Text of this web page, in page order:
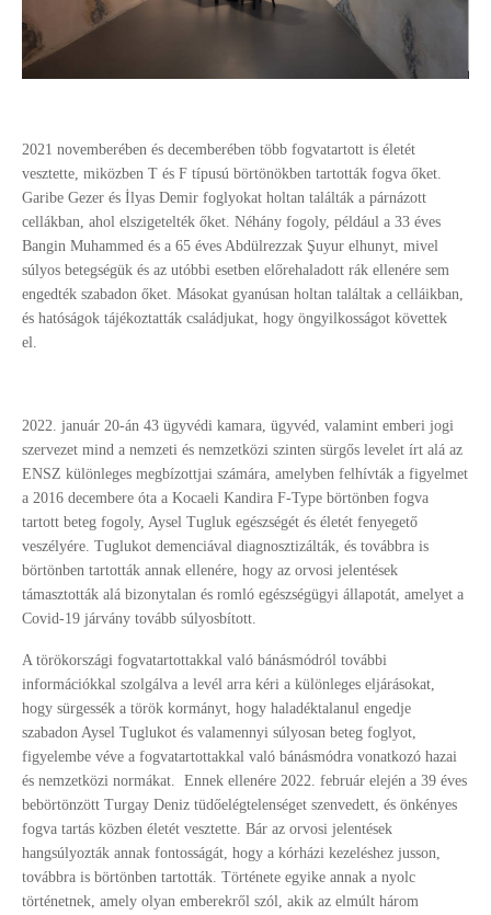
2021 novemberében és decemberében több fogvatartott is életét
vesztette, miközben T és F típusú börtönökben tartották fogva őket.
Garibe Gezer és İlyas Demir foglyokat holtan találták a párnázott
cellákban, ahol elszigetelték őket. Néhány fogoly, például a 33 éves
Bangin Muhammed és a 65 éves Abdülrezzak Şuyur elhunyt, mivel
súlyos betegségük és az utóbbi esetben előrehaladott rák ellenére sem
engedték szabadon őket. Másokat gyanúsan holtan találtak a celláikban,
és hatóságok tájékoztatták családjukat, hogy öngyilkosságot követtek
el.
2022. január 20-án 43 ügyvédi kamara, ügyvéd, valamint emberi jogi
szervezet mind a nemzeti és nemzetközi szinten sürgős levelet írt alá az
ENSZ különleges megbízottjai számára, amelyben felhívták a figyelmet
a 2016 decembere óta a Kocaeli Kandira F-Type börtönben fogva
tartott beteg fogoly, Aysel Tugluk egészségét és életét fenyegető
veszélyére. Tuglukot demenciával diagnosztizálták, és továbbra is
börtönben tartották annak ellenére, hogy az orvosi jelentések
támasztották alá bizonytalan és romló egészségügyi állapotát, amelyet a
Covid-19 járvány tovább súlyosbított.
A törökországi fogvatartottakkal való bánásmódról további
információkkal szolgálva a levél arra kéri a különleges eljárásokat,
hogy sürgessék a török kormányt, hogy haladéktalanul engedje
szabadon Aysel Tuglukot és valamennyi súlyosan beteg foglyot,
figyelembe véve a fogvatartottakkal való bánásmódra vonatkozó hazai
és nemzetközi normákat. Ennek ellenére 2022. február elején a 39 éves
bebörtönzött Turgay Deniz tüdőelégtelenséget szenvedett, és önkényes
fogva tartás közben életét vesztette. Bár az orvosi jelentések
hangsúlyozták annak fontosságát, hogy a kórházi kezeléshez jusson,
továbbra is börtönben tartották. Története egyike annak a nyolc
történetnek, amely olyan emberekről szól, akik az elmúlt három